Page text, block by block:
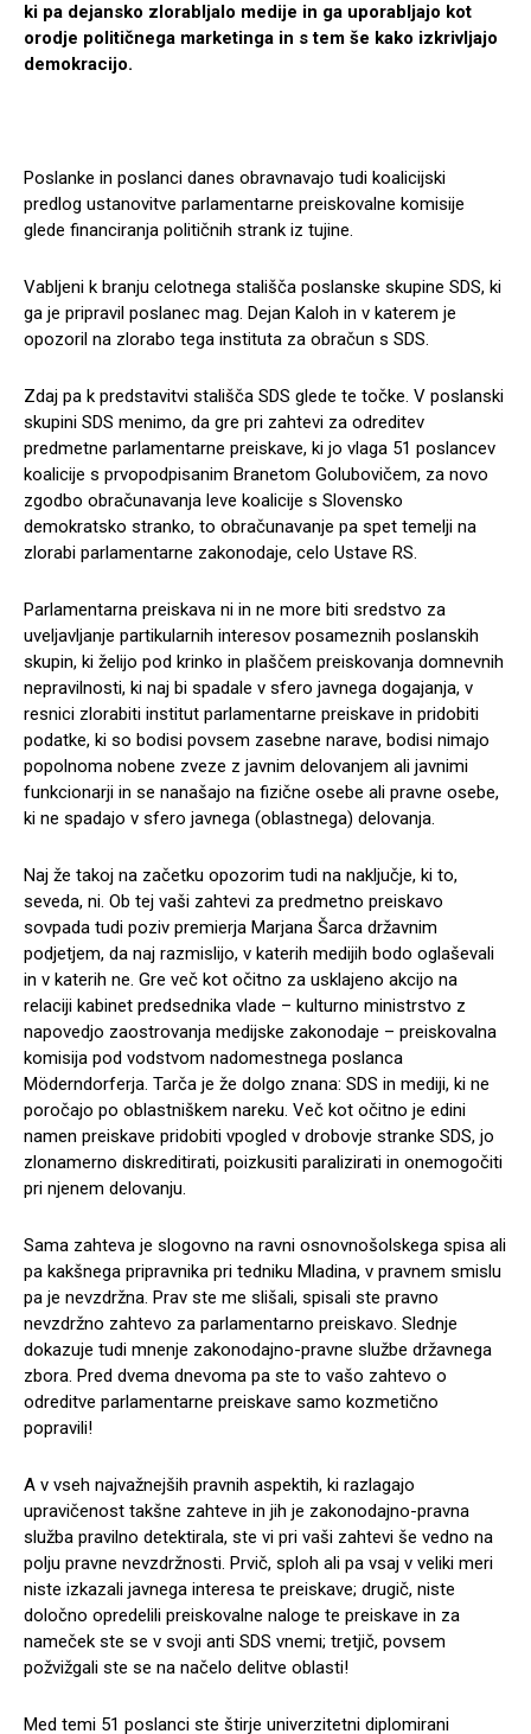
ki pa dejansko zlorabljalo medije in ga uporabljajo kot
orodje političnega marketinga in s tem še kako izkrivljajo
demokracijo.
Poslanke in poslanci danes obravnavajo tudi koalicijski
predlog ustanovitve parlamentarne preiskovalne komisije
glede financiranja političnih strank iz tujine.
Vabljeni k branju celotnega stališča poslanske skupine SDS, ki
ga je pripravil poslanec mag. Dejan Kaloh in v katerem je
opozoril na zlorabo tega instituta za obračun s SDS.
Zdaj pa k predstavitvi stališča SDS glede te točke. V poslanski
skupini SDS menimo, da gre pri zahtevi za odreditev
predmetne parlamentarne preiskave, ki jo vlaga 51 poslancev
koalicije s prvopodpisanim Branetom Golubovičem, za novo
zgodbo obračunavanja leve koalicije s Slovensko
demokratsko stranko, to obračunavanje pa spet temelji na
zlorabi parlamentarne zakonodaje, celo Ustave RS.
Parlamentarna preiskava ni in ne more biti sredstvo za
uveljavljanje partikularnih interesov posameznih poslanskih
skupin, ki želijo pod krinko in plaščem preiskovanja domnevnih
nepravilnosti, ki naj bi spadale v sfero javnega dogajanja, v
resnici zlorabiti institut parlamentarne preiskave in pridobiti
podatke, ki so bodisi povsem zasebne narave, bodisi nimajo
popolnoma nobene zveze z javnim delovanjem ali javnimi
funkcionarji in se nanašajo na fizične osebe ali pravne osebe,
ki ne spadajo v sfero javnega (oblastnega) delovanja.
Naj že takoj na začetku opozorim tudi na naključje, ki to,
seveda, ni. Ob tej vaši zahtevi za predmetno preiskavo
sovpada tudi poziv premierja Marjana Šarca državnim
podjetjem, da naj razmislijo, v katerih medijih bodo oglaševali
in v katerih ne. Gre več kot očitno za usklajeno akcijo na
relaciji kabinet predsednika vlade – kulturno ministrstvo z
napovedjo zaostrovanja medijske zakonodaje – preiskovalna
komisija pod vodstvom nadomestnega poslanca
Möderndorferja. Tarča je že dolgo znana: SDS in mediji, ki ne
poročajo po oblastniškem nareku. Več kot očitno je edini
namen preiskave pridobiti vpogled v drobovje stranke SDS, jo
zlonamerno diskreditirati, poizkusiti paralizirati in onemogočiti
pri njenem delovanju.
Sama zahteva je slogovno na ravni osnovnošolskega spisa ali
pa kakšnega pripravnika pri tedniku Mladina, v pravnem smislu
pa je nevzdržna. Prav ste me slišali, spisali ste pravno
nevzdržno zahtevo za parlamentarno preiskavo. Slednje
dokazuje tudi mnenje zakonodajno-pravne službe državnega
zbora. Pred dvema dnevoma pa ste to vašo zahtevo o
odreditve parlamentarne preiskave samo kozmetično
popravili!
A v vseh najvažnejših pravnih aspektih, ki razlagajo
upravičenost takšne zahteve in jih je zakonodajno-pravna
služba pravilno detektirala, ste vi pri vaši zahtevi še vedno na
polju pravne nevzdržnosti. Prvič, sploh ali pa vsaj v veliki meri
niste izkazali javnega interesa te preiskave; drugič, niste
določno opredelili preiskovalne naloge te preiskave in za
nameček ste se v svoji anti SDS vnemi; tretjič, povsem
požvižgali ste se na načelo delitve oblasti!
Med temi 51 poslanci ste štirje univerzitetni diplomirani